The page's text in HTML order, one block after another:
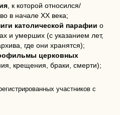
, к которой относился/
в начале XX века;
католической парафии о
и умерших (с указанием лет,
где они хранятся);
церковных
крещения, браки, смерти);
участников с